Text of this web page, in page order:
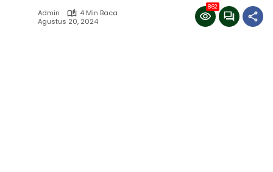
Admin
4 Min Baca
Agustus 20, 2024
862